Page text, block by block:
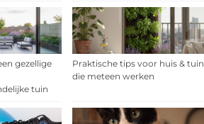
gezellige
tuin
Praktische tips voor huis & tuin
die meteen werken